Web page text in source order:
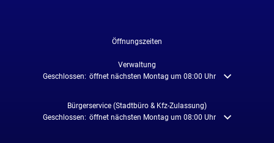
Öffnungszeiten
Verwaltung
Klicken, um weitere Öffnungs- oder Schließzeiten auszublenden
Geschlossen: öffnet nächsten Montag um 08:00 Uhr
Bürgerservice (Stadtbüro & Kfz-Zulassung)
Klicken, um weitere Öffnungs- oder Schließzeiten auszublenden
Geschlossen: öffnet nächsten Montag um 08:00 Uhr